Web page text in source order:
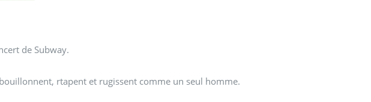
de Subway.
rtapent et rugissent comme un seul homme.